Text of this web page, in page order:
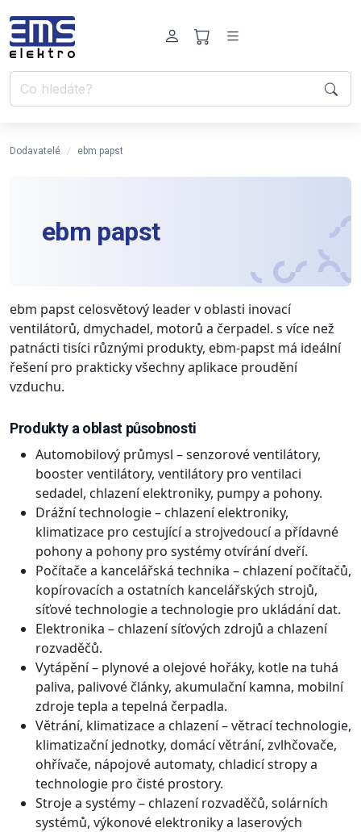
Dodavatelé ebm papst
ebm papst
ebm papst celosvětový leader v oblasti inovací
ventilátorů, dmychadel, motorů a čerpadel. s více než
patnácti tisíci různými produkty, ebm-papst má ideální
řešení pro prakticky všechny aplikace proudění
vzduchu.
Produkty a oblast působnosti
Automobilový průmysl – senzorové ventilátory,
booster ventilátory, ventilátory pro ventilaci
sedadel, chlazení elektroniky, pumpy a pohony.
Drážní technologie – chlazení elektroniky,
klimatizace pro cestující a strojvedoucí a přídavné
pohony a pohony pro systémy otvírání dveří.
Počítače a kancelářská technika – chlazení počítačů,
kopírovacích a ostatních kancelářských strojů,
síťové technologie a technologie pro ukládání dat.
Elektronika – chlazení síťových zdrojů a chlazení
rozvaděčů.
Vytápění – plynové a olejové hořáky, kotle na tuhá
paliva, palivové články, akumulační kamna, mobilní
zdroje tepla a tepelná čerpadla.
Větrání, klimatizace a chlazení – větrací technologie,
klimatizační jednotky, domácí větrání, zvlhčovače,
ohřívače, nápojové automaty, chladicí stropy a
technologie pro čisté prostory.
Stroje a systémy – chlazení rozvaděčů, solárních
systémů, výkonové elektroniky a laserových